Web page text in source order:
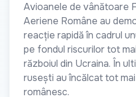
Avioanele de vânătoare
Aeriene Române au
reacție rapidă în cadrul
pe fondul riscurilor tot
războiul din Ucraina. În
rusești au încălcat tot
românesc.